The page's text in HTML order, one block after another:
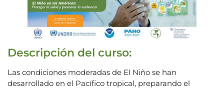
Descripción del curso:
Las condiciones moderadas de El Niño se han
desarrollado en el Pacífico tropical, preparando el